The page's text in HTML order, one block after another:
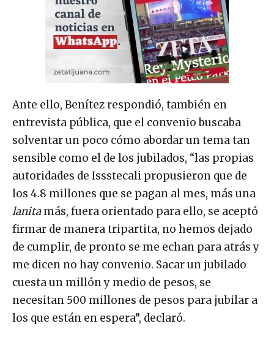
Ante ello, Benítez respondió, también en
entrevista pública, que el convenio buscaba
solventar un poco cómo abordar un tema tan
sensible como el de los jubilados, “las propias
autoridades de Issstecali propusieron que de
los 4.8 millones que se pagan al mes, más una
lanitamás, fuera orientado para ello, se aceptó
firmar de manera tripartita, no hemos dejado
de cumplir, de pronto se me echan para atrás y
me dicen no hay convenio. Sacar un jubilado
cuesta un millón y medio de pesos, se
necesitan 500 millones de pesos para jubilar a
los que están en espera”, declaró.